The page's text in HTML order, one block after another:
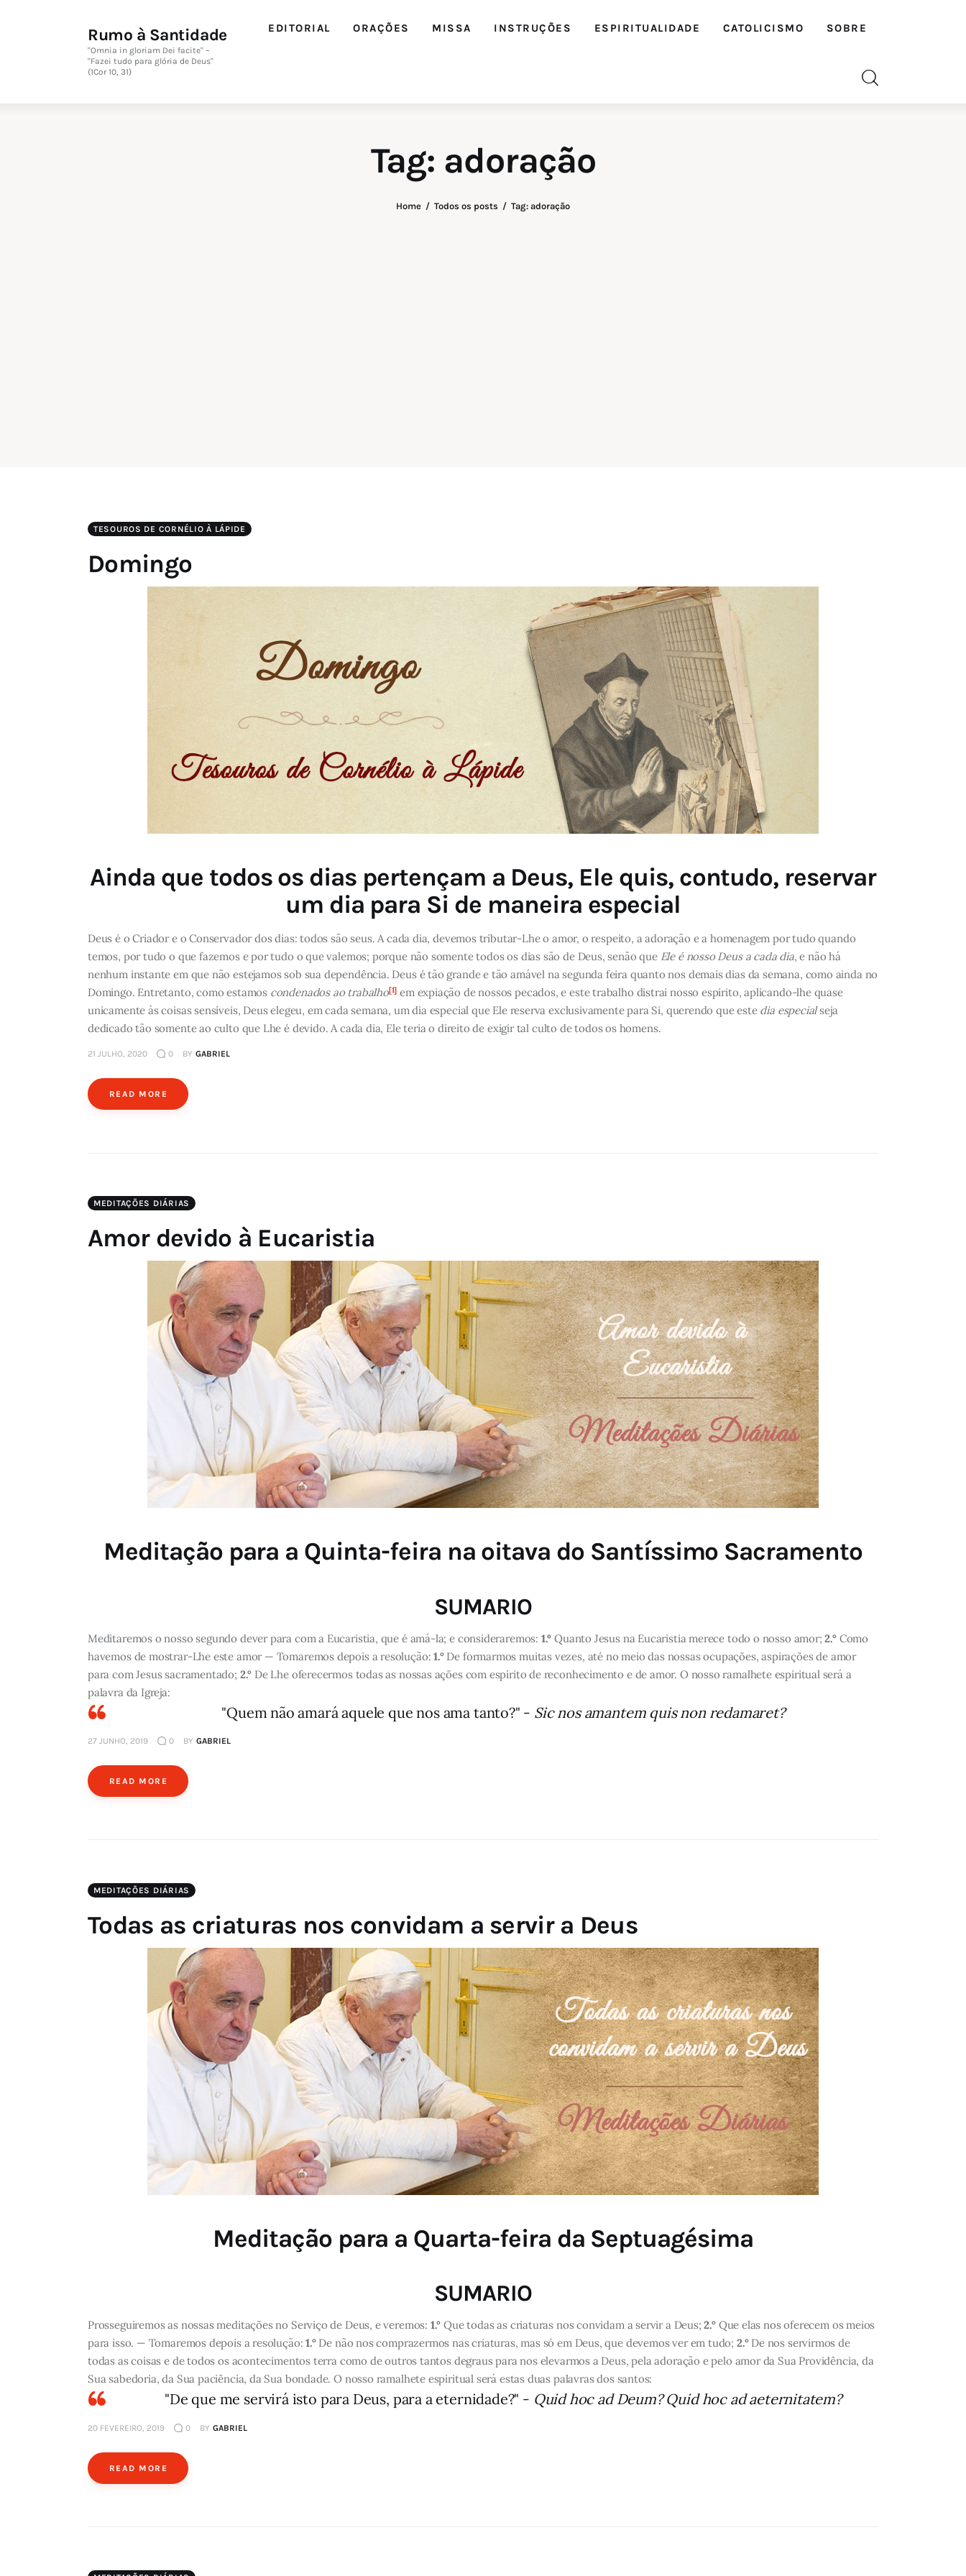
Rumo à Santidade
"Omnia in gloriam Dei facite" –
"Fazei tudo para glória de Deus"
(1Cor 10, 31)
EDITORIAL ORAÇÕES MISSA INSTRUÇÕES ESPIRITUALIDADE CATOLICISMO SOBRE
Tag: adoração
Home Todos os posts Tag: adoração
TESOUROS DE CORNÉLIO À LÁPIDE
Domingo
Ainda que todos os dias pertençam a Deus, Ele quis, contudo, reservar
um dia para Si de maneira especial
Deus é o Criador e o Conservador dos dias: todos são seus. A cada dia, devemos tributar-Lhe o amor, o respeito, a adoração e a homenagem por tudo quando
temos, por tudo o que fazemos e por tudo o que valemos; porque não somente todos os dias são de Deus, senão que Ele é nosso Deus a cada dia, e não há
nenhum instante em que não estejamos sob sua dependência. Deus é tão grande e tão amável na segunda feira quanto nos demais dias da semana, como ainda no
Domingo. Entretanto, como estamos condenados ao trabalho[1] em expiação de nossos pecados, e este trabalho distrai nosso espírito, aplicando-lhe quase
unicamente às coisas sensíveis, Deus elegeu, em cada semana, um dia especial que Ele reserva exclusivamente para Si, querendo que estedia especialseja
dedicado tão somente ao culto que Lhe é devido. A cada dia, Ele teria o direito de exigir tal culto de todos os homens.
21 JULHO, 2020 0 BY GABRIEL
READ MORE
MEDITAÇÕES DIÁRIAS
Amor devido à Eucaristia
Meditação para a Quinta-feira na oitava do Santíssimo Sacramento
SUMARIO
Meditaremos o nosso segundo dever para com a Eucaristia, que é amá-la; e consideraremos: 1.º Quanto Jesus na Eucaristia merece todo o nosso amor;2.°Como
havemos de mostrar-Lhe este amor — Tomaremos depois a resolução:1.°De formarmos muitas vezes, até no meio das nossas ocupações, aspirações de amor
para com Jesus sacramentado; 2.° De Lhe oferecermos todas as nossas ações com espírito de reconhecimento e de amor. O nosso ramalhete espiritual será a
palavra da Igreja:
"Quem não amará aquele que nos ama tanto?" - Sic nos amantem quis non redamaret?
27 JUNHO, 2019 0 BY GABRIEL
READ MORE
MEDITAÇÕES DIÁRIAS
Todas as criaturas nos convidam a servir a Deus
Meditação para a Quarta-feira da Septuagésima
SUMARIO
Prosseguiremos as nossas meditações no Serviço de Deus, e veremos: 1.° Que todas as criaturas nos convidam a servir a Deus;2.°Que elas nos oferecem os meios
para isso. — Tomaremos depois a resolução:1.°De não nos comprazermos nas criaturas, mas só em Deus, que devemos ver em tudo; 2.°De nos servirmos de
todas as coisas e de todos os acontecimentos terra como de outros tantos degraus para nos elevarmos a Deus, pela adoração e pelo amor da Sua Providência, da
Sua sabedoria, da Sua paciência, da Sua bondade. O nosso ramalhete espiritual será estas duas palavras dos santos:
"De que me servirá isto para Deus, para a eternidade?" - Quid hoc ad Deum? Quid hoc ad aeternitatem?
20 FEVEREIRO, 2019 0 BY GABRIEL
READ MORE